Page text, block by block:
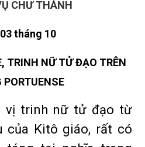
CHƯ THÁNH
tháng 10
TRINH NỮ TỬ ĐẠO TRÊN
vị trinh nữ tử đạo từ
của Kitô giáo, rất có